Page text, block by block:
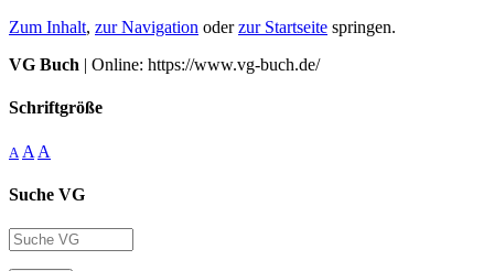
Zum Inhalt, zur Navigation oderzur Startseite springen.
VG Buch | Online: https://www.vg-buch.de/
Schriftgröße
A A A
Suche VG